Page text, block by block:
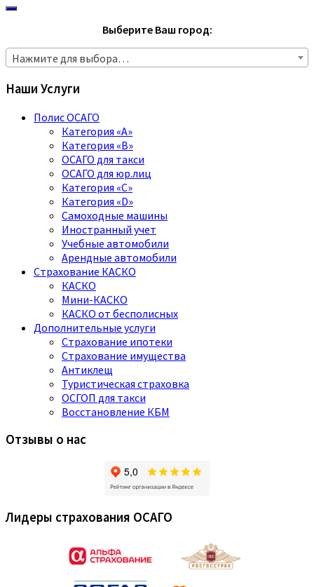
Выберите Ваш город:
Нажмите для выбора…
Наши Услуги
Полис ОСАГО
Категория «A»
Категория «B»
ОСАГО для такси
ОСАГО для юр.лиц
Категория «C»
Категория «D»
Самоходные машины
Иностранный учет
Учебные автомобили
Арендные автомобили
Страхование КАСКО
КАСКО
Мини-КАСКО
КАСКО от бесполисных
Дополнительные услуги
Страхование ипотеки
Страхование имущества
Антиклещ
Туристическая страховка
ОСГОП для такси
Восстановление КБМ
Отзывы о нас
Лидеры страхования ОСАГО